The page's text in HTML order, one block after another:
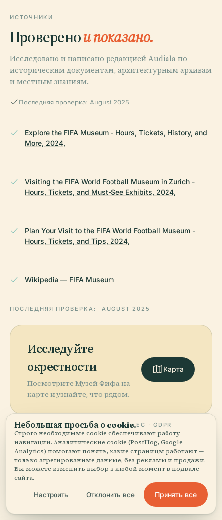
ИСТОЧНИКИ
Проверенои показано.
Исследовано и написано редакцией Audiala по
историческим документам, архитектурным архивам
и местным знаниям.
Последняя проверка: August 2025
Explore the FIFA Museum - Hours, Tickets, History, and
More, 2024,
Visiting the FIFA World Football Museum in Zurich -
Hours, Tickets, and Must-See Exhibits, 2024,
Plan Your Visit to the FIFA World Football Museum -
Hours, Tickets, and Tips, 2024,
Wikipedia — FIFA Museum
ПОСЛЕДНЯЯ ПРОВЕРКА: AUGUST 2025
Исследуйте
окрестности
Посмотрите Музей Фифа на
карте и узнайте, что рядом.
Карта
More inЦюрих.
141 мест, чтобы открыть — некоторые стоит
соединить вместе.
Цюрихский
Швейцарский
Национальный
Музей Цюрих
Небольшая просьба о cookie.ЕС · GDPR
Строго необходимые cookie обеспечивают работу
навигации. Аналитические cookie (PostHog, Google
Analytics) помогают понять, какие страницы работают —
только агрегированные данные, без рекламы и продажи.
Вы можете изменить выбор в любой момент в подвале
сайта.
Настроить Отклонить все Принять все